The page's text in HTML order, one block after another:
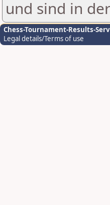
und sind in
Chess-Tournament-Results-
Legal details/Terms of use